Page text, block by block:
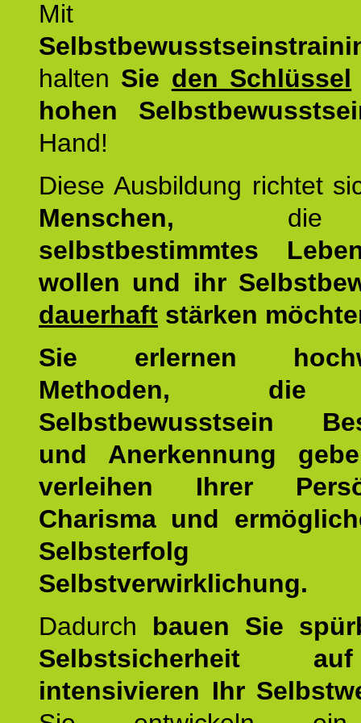
Mit
halten Sie den Schlüssel
hohen
Hand!
Diese Ausbildung richtet
Menschen,
selbstbestimmtes
wollen und ihr
dauerhaft stärken
Sie erlernen
Methoden, die
Selbstbewusstsein
und Anerkennung
verleihen Ihrer
Charisma und
Selbstverwirklichung.
Dadurch bauen Sie
Selbstsicherheit
intensivieren Ihr